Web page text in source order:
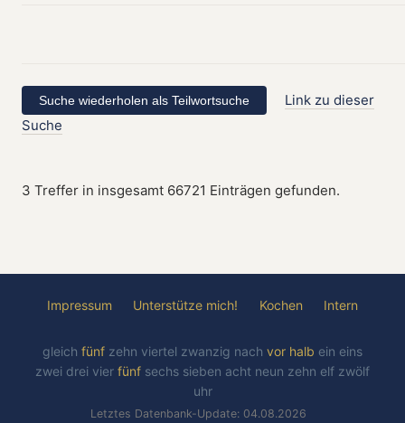
Link zu dieser
Suche
3 Treffer in insgesamt 66721 Einträgen gefunden.
Impressum Unterstütze mich! Kochen Intern
gleich fünf zehn viertel zwanzig nach vor halb ein eins
zwei drei vier fünf sechs sieben acht neun zehn elf zwölf
uhr
Letztes Datenbank-Update: 04.08.2026